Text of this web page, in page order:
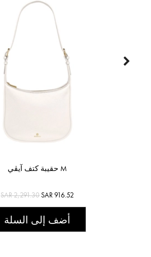
حقيبة كتف آيڤي M
SAR 2,291.30SAR 916.52
أضف إلى السلة